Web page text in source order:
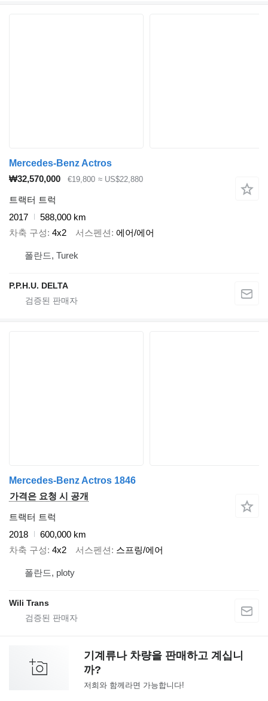
Mercedes-Benz Actros
₩32,570,000
€19,800 ≈ US$22,880
트랙터 트럭
2017
588,000 km
차축 구성 4x2 서스펜션 에어/에어
폴란드, Turek
P.P.H.U. DELTA
Mercedes-Benz Actros 1846
가격은 요청 시 공개
트랙터 트럭
2018
600,000 km
차축 구성 4x2 서스펜션 스프링/에어
폴란드, ploty
Wili Trans
기계류나 차량을 판매하고 계십니
까?
저희와 함께라면 가능합니다!